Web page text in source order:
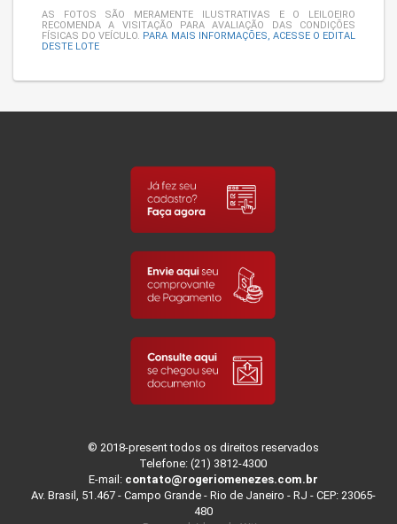
AS FOTOS SÃO MERAMENTE ILUSTRATIVAS E O LEILOEIRO
RECOMENDA A VISITAÇÃO PARA AVALIAÇÃO DAS CONDIÇÕES
FÍSICAS DO VEÍCULO. PARA MAIS INFORMAÇÕES, ACESSE O EDITAL
DESTE LOTE
© 2018-present todos os direitos reservados
Telefone: (21) 3812-4300
E-mail: contato@rogeriomenezes.com.br
Av. Brasil, 51.467 - Campo Grande - Rio de Janeiro - RJ - CEP: 23065-
480